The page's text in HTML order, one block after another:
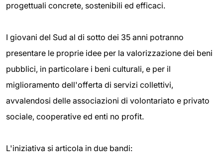
progettuali concrete, sostenibili ed efficaci.
I giovani del Sud al di sotto dei 35 anni potranno
presentare le proprie idee per la valorizzazione dei beni
pubblici, in particolare i beni culturali, e per il
miglioramento dell'offerta di servizi collettivi,
avvalendosi delle associazioni di volontariato e privato
sociale, cooperative ed enti no profit.
L'iniziativa si articola in due bandi: